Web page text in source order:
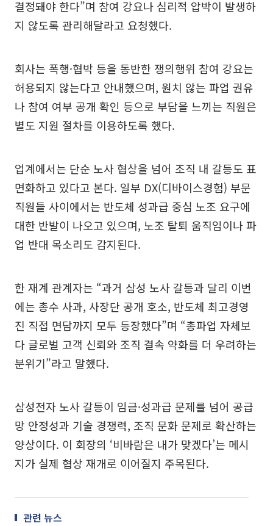
결정돼야 한다”며 참여 강요나 심리적 압박이 발생하
지 않도록 관리해달라고 요청했다.
회사는 폭행·협박 등을 동반한 쟁의행위 참여 강요는
허용되지 않는다고 안내했으며, 원치 않는 파업 권유
나 참여 여부 공개 확인 등으로 부담을 느끼는 직원은
별도 지원 절차를 이용하도록 했다.
업계에서는 단순 노사 협상을 넘어 조직 내 갈등도 표
면화하고 있다고 본다. 일부 DX(디바이스경험) 부문
직원들 사이에서는 반도체 성과급 중심 노조 요구에
대한 반발이 나오고 있으며, 노조 탈퇴 움직임이나 파
업 반대 목소리도 감지된다.
한 재계 관계자는 “과거 삼성 노사 갈등과 달리 이번
에는 총수 사과, 사장단 공개 호소, 반도체 최고경영
진 직접 면담까지 모두 등장했다”며 “총파업 자체보
다 글로벌 고객 신뢰와 조직 결속 약화를 더 우려하는
분위기”라고 말했다.
삼성전자 노사 갈등이 임금·성과급 문제를 넘어 공급
망 안정성과 기술 경쟁력, 조직 문화 문제로 확산하는
양상이다. 이 회장의 ‘비바람은 내가 맞겠다’는 메시
지가 실제 협상 재개로 이어질지 주목된다.
관련 뉴스